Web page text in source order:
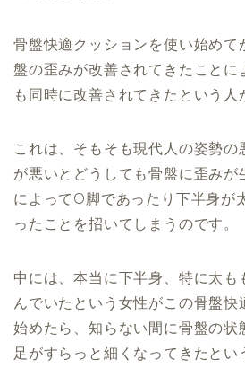
骨盤快適クッションを使い始めて
盤の歪みが改善されてきたことに
も同時に改善されてきたという人
これは、そもそも現代人の姿勢の
が悪いとどうしても骨盤に歪みが
によってO脚であったり下半身が
ったことを招いてしまうのです。
中には、本当に下半身、特に太も
んでいたという女性がこの骨盤快
始めたら、知らない間に骨盤の状
足がすらっと細くなってきたとい